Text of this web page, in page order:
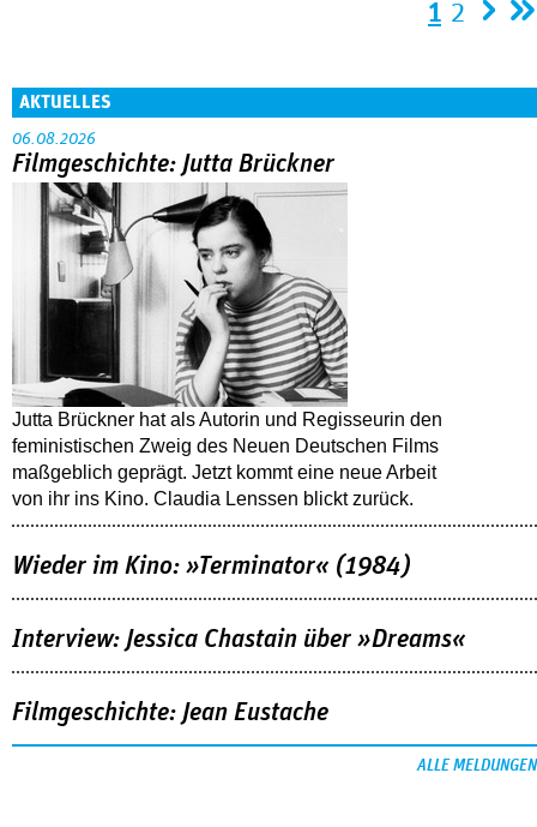
1 2
AKTUELLES
06.08.2026
Filmgeschichte: Jutta Brückner
Jutta Brückner hat als Autorin und Regisseurin den
feministischen Zweig des Neuen Deutschen Films
maßgeblich geprägt. Jetzt kommt eine neue Arbeit
von ihr ins Kino. Claudia Lenssen blickt zurück.
Wieder im Kino: »Terminator« (1984)
Interview: Jessica Chastain über »Dreams«
Filmgeschichte: Jean Eustache
ALLE MELDUNGEN